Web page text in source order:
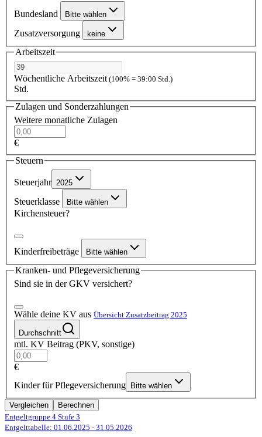
Bundesland Bitte wählen
Zusatzversorgung keine
Arbeitszeit
Wöchentliche Arbeitszeit (100% = 39:00 Std.)
Std.
Zulagen und Sonderzahlungen
Weitere monatliche Zulagen
€
Steuern
Steuerjahr 2025
Steuerklasse Bitte wählen
Kirchensteuer?
Kinderfreibeträge Bitte wählen
Kranken- und Pflegeversicherung
Sind sie in der GKV versichert?
Wähle deine KV aus Übersicht Zusatzbeitrag 2025
Durchschnitt
mtl. KV Beitrag (PKV, sonstige)
€
Kinder für Pflegeversicherung
Bitte wählen
Vergleichen
Berechnen
Entgeltgruppe 4 Stufe 3
Entgelttabelle: 01.06.2025 - 31.05.2026